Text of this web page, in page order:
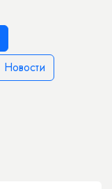
Новости